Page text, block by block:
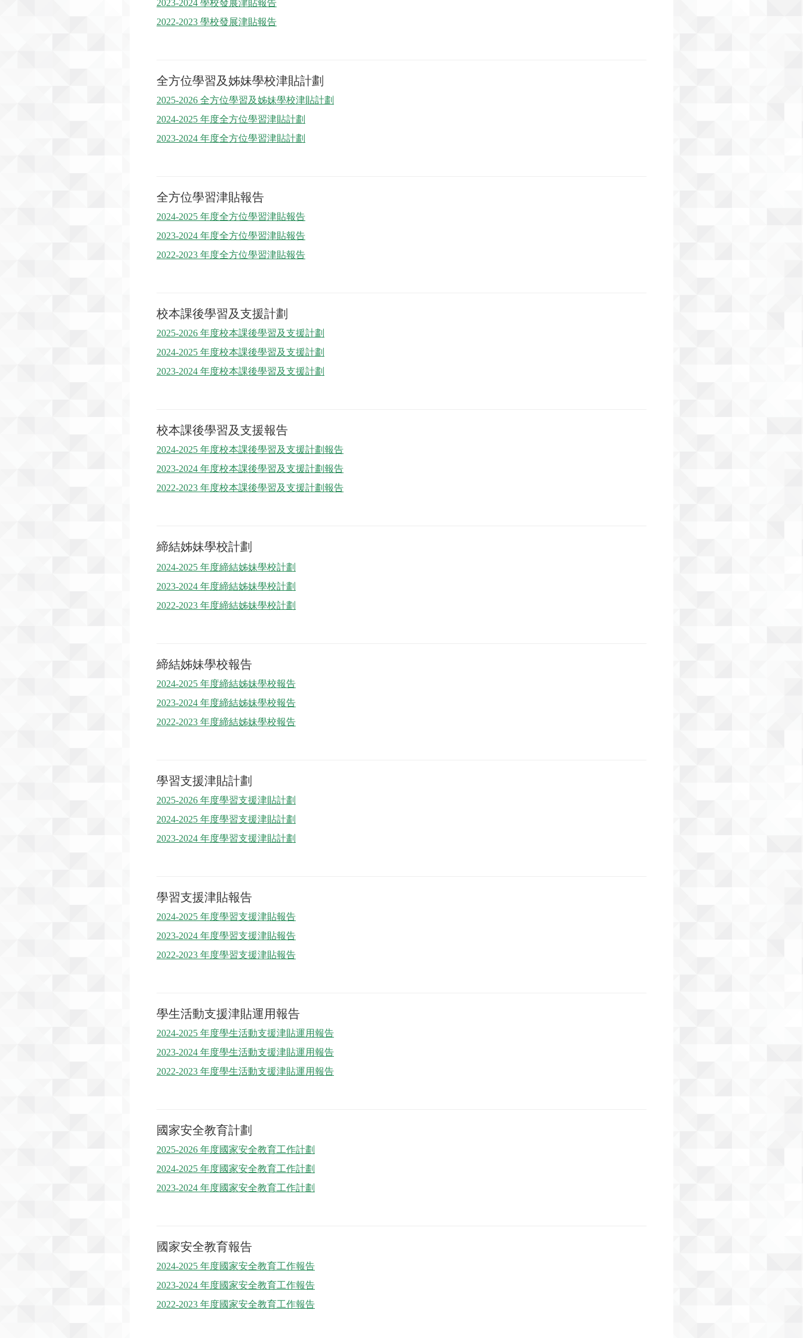
2023-2024 學校發展津貼報告
2022-2023 學校發展津貼報告
全方位學習及姊妹學校津貼計劃
2025-2026 全方位學習及姊妹學校津貼計劃
2024-2025 年度全方位學習津貼計劃
2023-2024 年度全方位學習津貼計劃
全方位學習津貼報告
2024-2025 年度全方位學習津貼報告
2023-2024 年度全方位學習津貼報告
2022-2023 年度全方位學習津貼報告
校本課後學習及支援計劃
2025-2026 年度校本課後學習及支援計劃
2024-2025 年度校本課後學習及支援計劃
2023-2024 年度校本課後學習及支援計劃
校本課後學習及支援報告
2024-2025 年度校本課後學習及支援計劃報告
2023-2024 年度校本課後學習及支援計劃報告
2022-2023 年度校本課後學習及支援計劃報告
締結姊妹學校計劃
2024-2025 年度締結姊妹學校計劃
2023-2024 年度締結姊妹學校計劃
2022-2023 年度締結姊妹學校計劃
締結姊妹學校報告
2024-2025 年度締結姊妹學校報告
2023-2024 年度締結姊妹學校報告
2022-2023 年度締結姊妹學校報告
學習支援津貼計劃
2025-2026 年度學習支援津貼計劃
2024-2025 年度學習支援津貼計劃
2023-2024 年度學習支援津貼計劃
學習支援津貼報告
2024-2025 年度學習支援津貼報告
2023-2024 年度學習支援津貼報告
2022-2023 年度學習支援津貼報告
學生活動支援津貼運用報告
2024-2025 年度學生活動支援津貼運用報告
2023-2024 年度學生活動支援津貼運用報告
2022-2023 年度學生活動支援津貼運用報告
國家安全教育計劃
2025-2026 年度國家安全教育工作計劃
2024-2025 年度國家安全教育工作計劃
2023-2024 年度國家安全教育工作計劃
國家安全教育報告
2024-2025 年度國家安全教育工作報告
2023-2024 年度國家安全教育工作報告
2022-2023 年度國家安全教育工作報告